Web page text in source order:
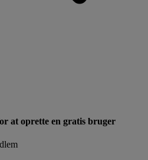
at oprette en gratis bruger